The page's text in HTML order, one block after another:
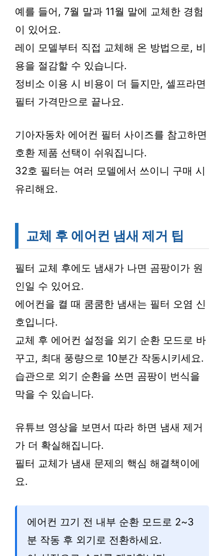
예를 들어, 7월 말과 11월 말에 교체한 경험
이 있어요.
레이 모델부터 직접 교체해 온 방법으로, 비
용을 절감할 수 있습니다.
정비소 이용 시 비용이 더 들지만, 셀프라면
필터 가격만으로 끝나요.
기아자동차 에어컨 필터 사이즈를 참고하면
호환 제품 선택이 쉬워집니다.
32호 필터는 여러 모델에서 쓰이니 구매 시
유리해요.
교체 후 에어컨 냄새 제거 팁
필터 교체 후에도 냄새가 나면 곰팡이가 원
인일 수 있어요.
에어컨을 켤 때 쿰쿰한 냄새는 필터 오염 신
호입니다.
교체 후 에어컨 설정을 외기 순환 모드로 바
꾸고, 최대 풍량으로 10분간 작동시키세요.
습관으로 외기 순환을 쓰면 곰팡이 번식을
막을 수 있습니다.
유튜브 영상을 보면서 따라 하면 냄새 제거
가 더 확실해집니다.
필터 교체가 냄새 문제의 핵심 해결책이에
요.
에어컨 끄기 전 내부 순환 모드로 2~3
분 작동 후 외기로 전환하세요.